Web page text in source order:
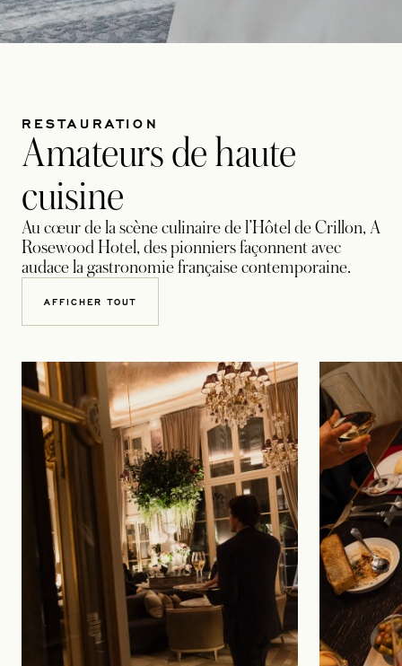
RESTAURATION
Amateurs de haute
cuisine
Au cœur de la scène culinaire de l’Hôtel de Crillon, A
Rosewood Hotel, des pionniers façonnent avec
audace la gastronomie française contemporaine.
AFFICHER TOUT